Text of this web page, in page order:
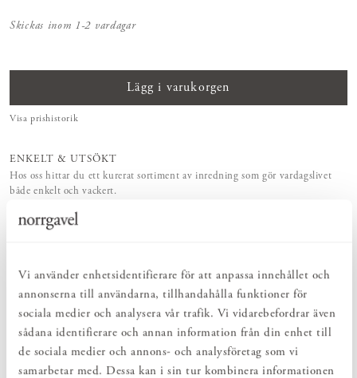
Vi använder enhetsidentifierare för att anpassa innehållet och
annonserna till användarna, tillhandahålla funktioner för
sociala medier och analysera vår trafik. Vi vidarebefordrar även
sådana identifierare och annan information från din enhet till
de sociala medier och annons- och analysföretag som vi
samarbetar med. Dessa kan i sin tur kombinera informationen
Skickas inom 1-2 vardagar
Lägg i varukorgen
Visa prishistorik
ENKELT & UTSÖKT
Hos oss hittar du ett kurerat sortiment av inredning som gör vardagslivet
både enkelt och vackert.
Bruksföremål och inredningsdetaljer som genomgående är tillverkade av
Inredningsdetaljer som kompletterar möblerna och skapar en harmonisk
helhetsupplevelse.
PRODUKTBESKRIVNING
Tekopp i högbränt lergods med en vit glasyr. Tillverkad av Annica